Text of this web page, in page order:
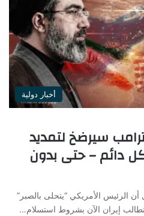
أخبار دولية
سيرضخ لتمديد
دائم – حتى بدون
الرئيس الأمريكي “يتحلى بالصبر”
إيران الآن بشروط استسلام…